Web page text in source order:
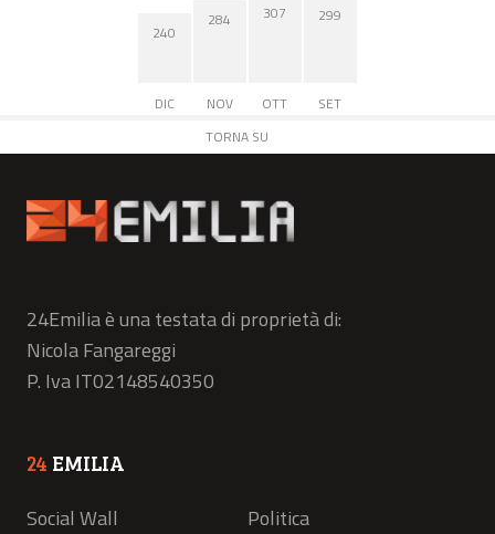
240
DIC
284
NOV
307
OTT
299
SET
TORNA SU
24Emilia è una testata di proprietà di:
Nicola Fangareggi
P. Iva IT02148540350
24 EMILIA
Social Wall
Politica